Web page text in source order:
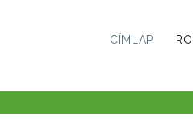
CÍMLAP